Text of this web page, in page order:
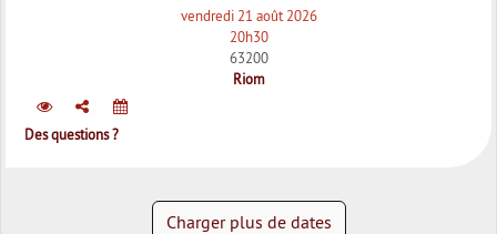
vendredi 21 août 2026
20h30
63200
Riom
Des questions ?
Charger plus de dates